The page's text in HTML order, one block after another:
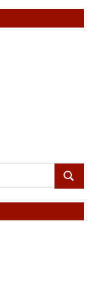
ПОИСК